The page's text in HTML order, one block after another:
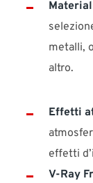
metalli,
altro.
Effetti
effetti
V-Ray